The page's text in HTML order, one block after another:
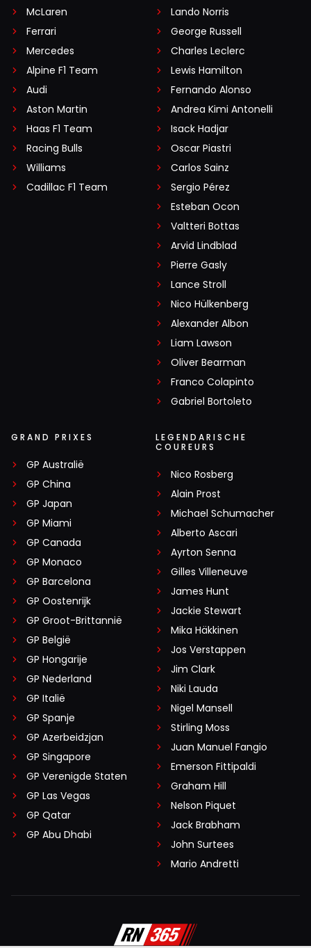
McLaren
Ferrari
Mercedes
Alpine F1 Team
Audi
Aston Martin
Haas F1 Team
Racing Bulls
Williams
Cadillac F1 Team
Lando Norris
George Russell
Charles Leclerc
Lewis Hamilton
Fernando Alonso
Andrea Kimi Antonelli
Isack Hadjar
Oscar Piastri
Carlos Sainz
Sergio Pérez
Esteban Ocon
Valtteri Bottas
Arvid Lindblad
Pierre Gasly
Lance Stroll
Nico Hülkenberg
Alexander Albon
Liam Lawson
Oliver Bearman
Franco Colapinto
Gabriel Bortoleto
GRAND PRIXES
GP Australië
GP China
GP Japan
GP Miami
GP Canada
GP Monaco
GP Barcelona
GP Oostenrijk
GP Groot-Brittannië
GP België
GP Hongarije
GP Nederland
GP Italië
GP Spanje
GP Azerbeidzjan
GP Singapore
GP Verenigde Staten
GP Las Vegas
GP Qatar
GP Abu Dhabi
LEGENDARISCHE
COUREURS
Nico Rosberg
Alain Prost
Michael Schumacher
Alberto Ascari
Ayrton Senna
Gilles Villeneuve
James Hunt
Jackie Stewart
Mika Häkkinen
Jos Verstappen
Jim Clark
Niki Lauda
Nigel Mansell
Stirling Moss
Juan Manuel Fangio
Emerson Fittipaldi
Graham Hill
Nelson Piquet
Jack Brabham
John Surtees
Mario Andretti